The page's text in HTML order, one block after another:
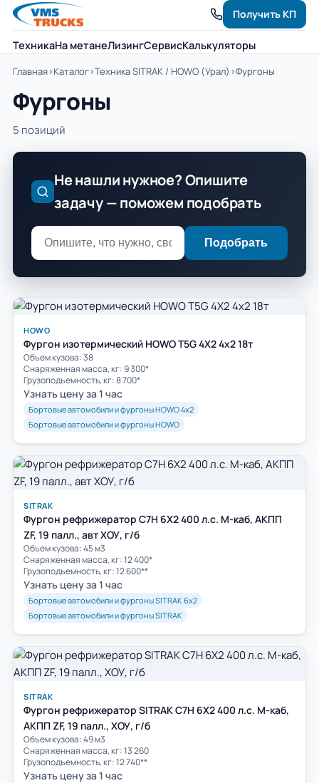
ТехникаНа метанеЛизингСервисКалькуляторы
Получить КП
Главная›Каталог›Техника SITRAK / HOWO (Урал) ›Фургоны
Фургоны
5 позиций
Не нашли нужное? Опишите
задачу — поможем подобрать
Подобрать
HOWO
Фургон изотермический HOWO T5G 4Х2 4х2 18т
Объем кузова: 38
Cнаряженная масса, кг: 9 300*
Грузоподъемность, кг: 8 700*
Узнать цену за 1 час
Бортовые автомобили и фургоны HOWO 4х2
Бортовые автомобили и фургоны HOWO
SITRAK
Фургон рефрижератор C7H 6Х2 400 л.с. М-каб, АКПП
ZF, 19 палл., авт ХОУ, г/б
Объем кузова: 45 м3
Снаряженная масса, кг: 12 400*
Грузоподъемность, кг: 12 600**
Узнать цену за 1 час
Бортовые автомобили и фургоны SITRAK 6х2
Бортовые автомобили и фургоны SITRAK
SITRAK
Фургон рефрижератор SITRAK C7H 6Х2 400 л.с. М-каб,
АКПП ZF, 19 палл., ХОУ, г/б
Объем кузова: 49 м3
Cнаряженная масса, кг: 13 260
Грузоподъемность, кг: 12 740**
Узнать цену за 1 час